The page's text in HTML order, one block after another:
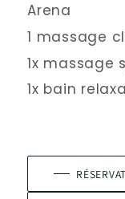
Arena
1 massage
1x massage
1x bain